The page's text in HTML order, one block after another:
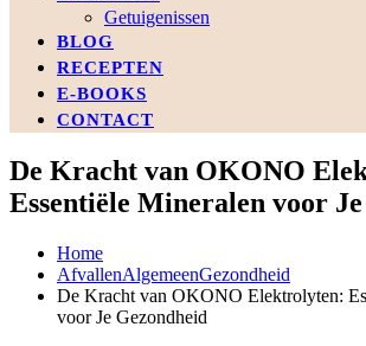
Getuigenissen
BLOG
RECEPTEN
E-BOOKS
CONTACT
De Kracht van OKONO
Essentiële Mineralen voor
Home
AfvallenAlgemeenGezondheid
De Kracht van OKONO Elektrolyten:
voor Je Gezondheid